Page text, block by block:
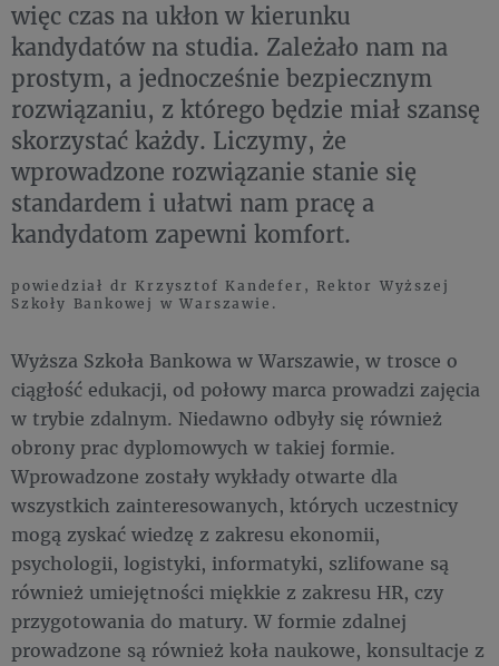
więc czas na ukłon w kierunku
kandydatów na studia. Zależało nam na
prostym, a jednocześnie bezpiecznym
rozwiązaniu, z którego będzie miał szansę
skorzystać każdy. Liczymy, że
wprowadzone rozwiązanie stanie się
standardem i ułatwi nam pracę a
kandydatom zapewni komfort.
powiedział dr Krzysztof Kandefer, Rektor Wyższej
Szkoły Bankowej w Warszawie.
Wyższa Szkoła Bankowa w Warszawie, w trosce o
ciągłość edukacji, od połowy marca prowadzi zajęcia
w trybie zdalnym. Niedawno odbyły się również
obrony prac dyplomowych w takiej formie.
Wprowadzone zostały wykłady otwarte dla
wszystkich zainteresowanych, których uczestnicy
mogą zyskać wiedzę z zakresu ekonomii,
psychologii, logistyki, informatyki, szlifowane są
również umiejętności miękkie z zakresu HR, czy
przygotowania do matury. W formie zdalnej
prowadzone są również koła naukowe, konsultacje z